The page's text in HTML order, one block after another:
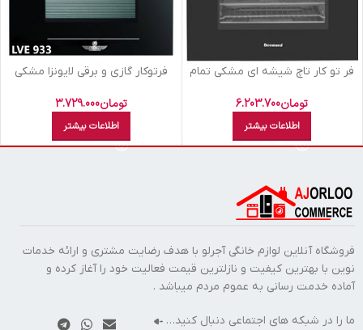
فر تو کار تاچ شيشه اي مشکي تمام
تومان6.203.700
اطلاعات بیشتر
فرتوکار گازي و برقي لايونزا مشکي
تومان3.729.000
اطلاعات بیشتر
فروشگاه آنلاین لوازم خانگی آجرلو با هدف رضایت مشتری و ارائه خدمات
نوین با بهترین کیفیت و نازلترین قیمت فعالیت خود را آغاز کرده و
آماده خدمت رسانی به عموم مردم میباشد .
ما را در شبکه های اجتماعی دنبال کنید…